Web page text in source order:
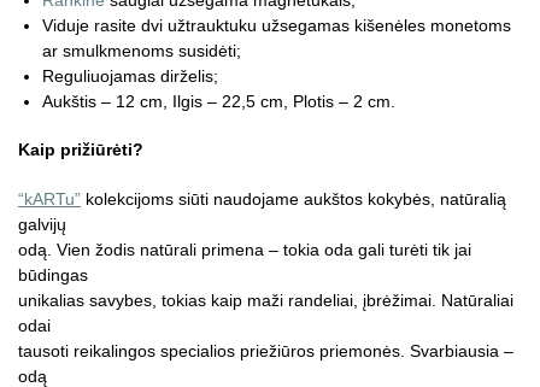
Viduje rasite dvi užtrauktuku užsegamas kišenėles monetoms
ar smulkmenoms susidėti;
Reguliuojamas dirželis;
Aukštis – 12 cm, Ilgis – 22,5 cm, Plotis – 2 cm.
Kaip prižiūrėti?
“kARTu” kolekcijoms siūti naudojame aukštos kokybės, natūralią
galvijų
odą. Vien žodis natūrali primena – tokia oda gali turėti tik jai
būdingas
unikalias savybes, tokias kaip maži randeliai, įbrėžimai. Natūraliai
odai
tausoti reikalingos specialios priežiūros priemonės. Svarbiausia –
odą